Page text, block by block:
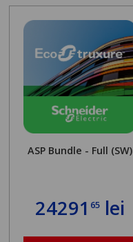
ASP Bundle - Full (SW)
24291 65lei